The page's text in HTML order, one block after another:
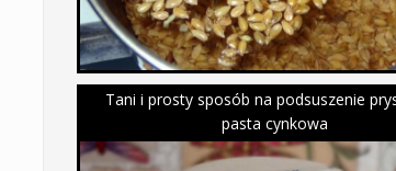
Tani i prosty sposób na podsuszenie
pasta cynkowa